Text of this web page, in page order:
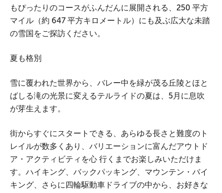
もぴったりのコースがふんだんに展開される、250 平方
マイル（約 647 平方キロメートル）にも及ぶ広大な未踏
の雪国をご探訪ください。
夏も格別
雪に覆われた世界から、バレー中を緑が茂る丘陵とほと
ばしる滝の光景に変えるテルライドの夏は、5月に息吹
が芽生えます。
街からすぐにスタートできる、あらゆる長さと難度のト
レイルが数多くあり、バリエーションに富んだアウトド
ア・アクティビティを心 行くまでお楽しみいただけま
す。ハイキング、バックパッキング、マウンテン・バイ
キング、さらに四輪駆動車ドライブの中から、お好きな